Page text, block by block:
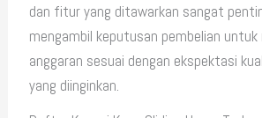
dan fitur yang ditawarkan sangat
mengambil keputusan pembelian
anggaran sesuai dengan ekspektasi
yang diinginkan.